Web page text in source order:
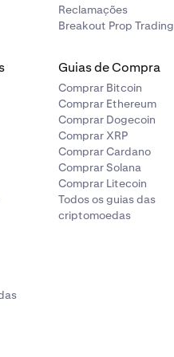
para filtrar a lista
Reclamações
Breakout Prop Trading
Guias de Compra
Comprar Bitcoin
Comprar Ethereum
Comprar Dogecoin
Comprar XRP
Comprar Cardano
Comprar Solana
Comprar Litecoin
Todos os guias das
criptomoedas